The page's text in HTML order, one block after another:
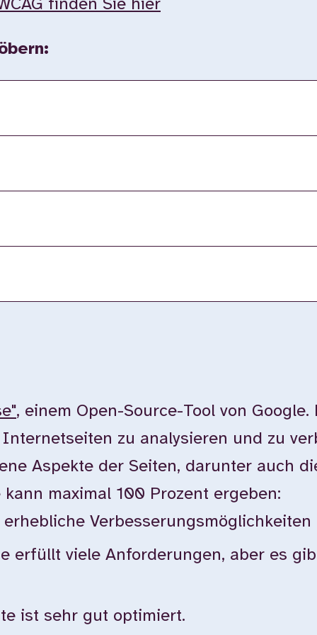
finden Sie hier
, einem Open-Source-Tool von Google.
zu analysieren und zu
Aspekte der Seiten, darunter auch
maximal 100 Prozent ergeben:
Verbesserungsmöglichkeiten
erfüllt viele Anforderungen, aber es
ist sehr gut optimiert.